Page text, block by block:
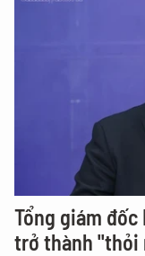
Tổng giám
trở thành "thỏi